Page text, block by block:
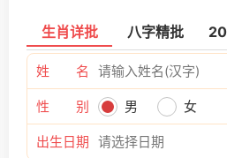
生肖详批 八字精批
姓 名
性 别 男 女
出生日期